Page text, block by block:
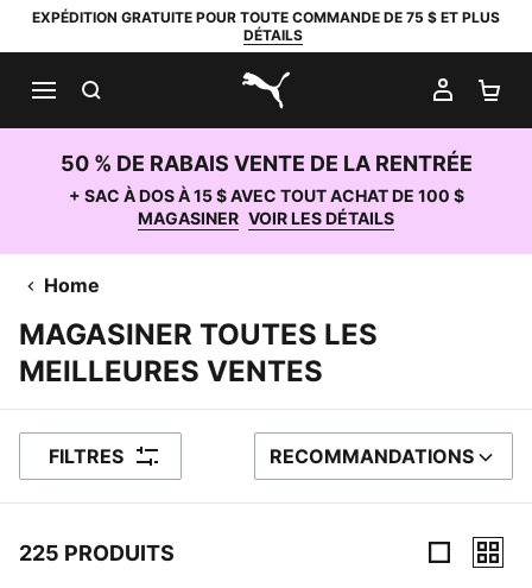
EXPÉDITION GRATUITE POUR TOUTE COMMANDE DE 75 $ ET PLUS
DÉTAILS
PUMA.com
MON
50 % DE RABAIS VENTE DE LA RENTRÉE
+ SAC À DOS À 15 $ AVEC TOUT ACHAT DE 100 $
MAGASINER VOIR LES DÉTAILS
Home
MAGASINER TOUTES LES
MEILLEURES VENTES
FILTRES TRIER PAR
RECOMMANDATIONS
225 PRODUITS